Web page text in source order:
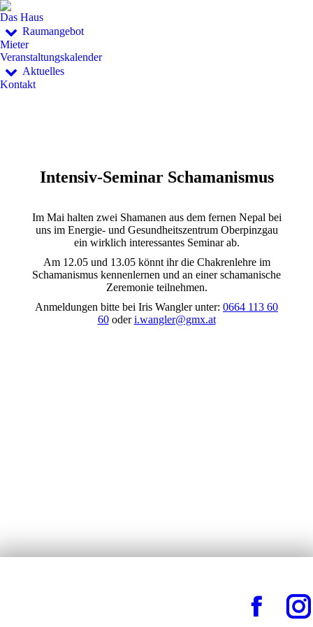
Das Haus
Raumangebot
Mieter
Veranstaltungskalender
Aktuelles
Kontakt
Intensiv-Seminar Schamanismus
Im Mai halten zwei Shamanen aus dem fernen Nepal bei
uns im Energie- und Gesundheitszentrum Oberpinzgau
ein wirklich interessantes Seminar ab.
Am 12.05 und 13.05 könnt ihr die Chakrenlehre im
Schamanismus kennenlernen und an einer schamanische
Zeremonie teilnehmen.
Anmeldungen bitte bei Iris Wangler unter: 0664 113 60
60oderi.wangler@gmx.at